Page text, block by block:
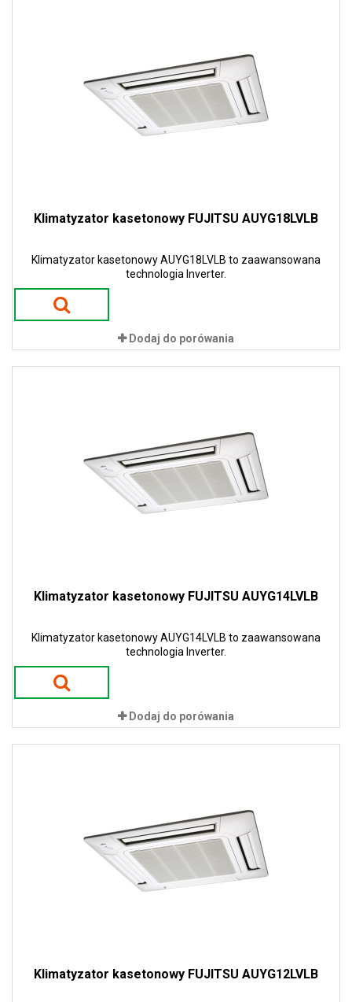
Klimatyzator kasetonowy FUJITSU AUYG18LVLB
Klimatyzator kasetonowy AUYG18LVLB to zaawansowana
technologia Inverter.
Dodaj do porówania
Klimatyzator kasetonowy FUJITSU AUYG14LVLB
Klimatyzator kasetonowy AUYG14LVLB to zaawansowana
technologia Inverter.
Dodaj do porówania
Klimatyzator kasetonowy FUJITSU AUYG12LVLB